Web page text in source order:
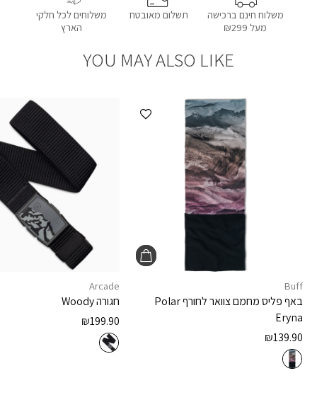
משלוח חינם ברכישה
מעל ₪299
תשלום מאובטח
משלוחים לכל חלקי
הארץ
YOU MAY ALSO LIKE
הוספה למועדפים
Buff
באף פליס מחמם צוואר לחורףPolar
Eryna
₪139.90
Arcade
חגורהWoody
₪199.90